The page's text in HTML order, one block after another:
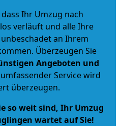
Ihr Umzug nach
verläuft und alle Ihre
an Ihrem
Überzeugen Sie
Angeboten und
Service wird
überzeugen.
so weit sind, Ihr Umzug
wartet auf Sie!